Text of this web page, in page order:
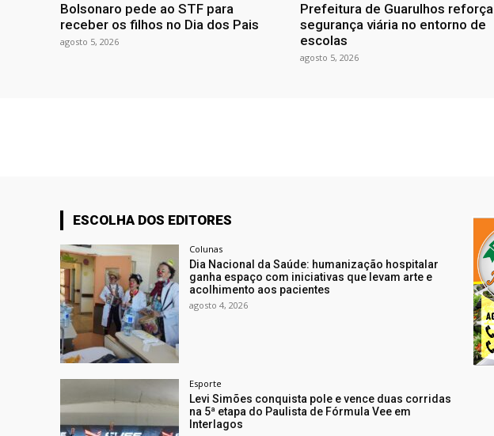
Bolsonaro pede ao STF para
receber os filhos no Dia dos Pais
agosto 5, 2026
Prefeitura de Guarulhos reforça
segurança viária no entorno de
escolas
agosto 5, 2026
ESCOLHA DOS EDITORES
Colunas
Dia Nacional da Saúde: humanização hospitalar
ganha espaço com iniciativas que levam arte e
acolhimento aos pacientes
agosto 4, 2026
Esporte
Levi Simões conquista pole e vence duas corridas
na 5ª etapa do Paulista de Fórmula Vee em
Interlagos